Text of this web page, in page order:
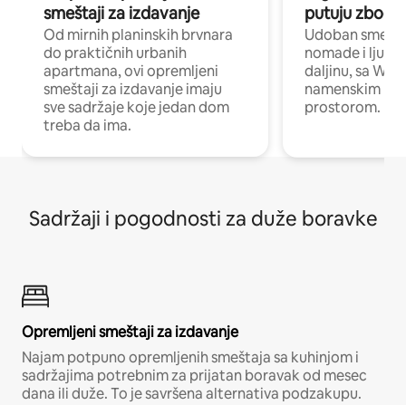
smeštaji za izdavanje
Od mirnih planinskih brvnara
do praktičnih urbanih
apartmana, ovi opremljeni
smeštaji za izdavanje imaju
sve sadržaje koje jedan dom
treba da ima.
putuju zbog
Udoban
nomade i ljude
daljinu, sa Wi-
namenskim
prostorom.
Sadržaji i pogodnosti za duže boravke
Opremljeni smeštaji za izdavanje
Najam potpuno opremljenih smeštaja sa kuhinjom i
sadržajima potrebnim za prijatan boravak od mesec
dana ili duže. To je savršena alternativa podzakupu.